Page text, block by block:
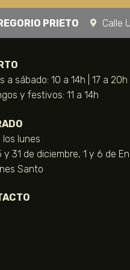
PRIETO Calle
a sábado: 10 a 14h | 17 a 20h
y festivos: 11 a 14h
los lunes
y 31 de diciembre, 1 y 6 de
Santo